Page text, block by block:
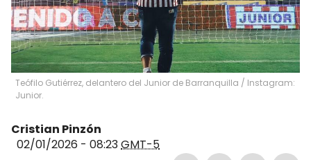
Teófilo Gutiérrez, delantero del Junior de Barranquilla / Instagram:
Junior.
Cristian Pinzón
02/01/2026 - 08:23GMT-5